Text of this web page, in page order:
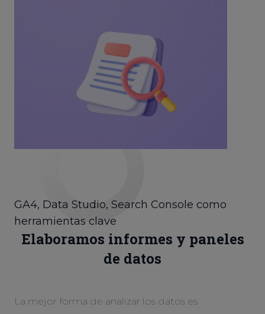
GA4, Data Studio, Search Console como
herramientas clave
Elaboramos informes y paneles
de datos
La mejor forma de analizar los datos es